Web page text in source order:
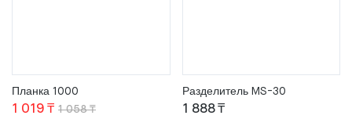
Планка 1000
1 058₸Первоначальная
1 019 ₸
Текущая
Разделитель MS-30
1 888₸